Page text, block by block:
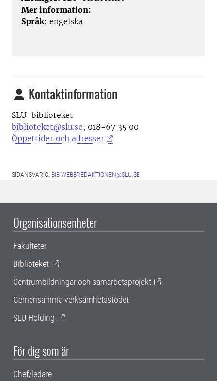
Mer information:
Språk: engelska
Kontaktinformation
SLU-biblioteket
biblioteket@slu.se, 018-67 35 00
Öppettider och adresser
SIDANSVARIG: BIB-WEBBREDAKTIONEN@SLU.SE
Organisationsenheter
Fakulteter
Biblioteket
Centrumbildningar och samarbetsprojekt
Gemensamma verksamhetsstödet
SLU Holding
För dig som är
Chef/ledare